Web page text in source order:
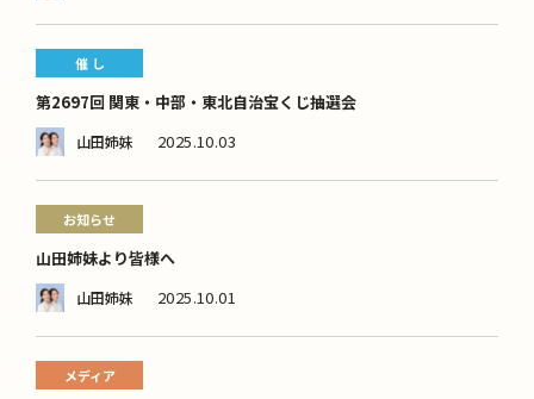
催 し
第2697回 関東・中部・東北自治宝くじ抽選会
山田姉妹 2025.10.03
お知らせ
山田姉妹より皆様へ
山田姉妹 2025.10.01
メディア